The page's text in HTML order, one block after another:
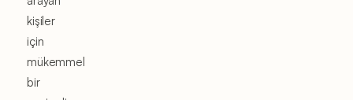
kişiler
için
mükemmel
bir